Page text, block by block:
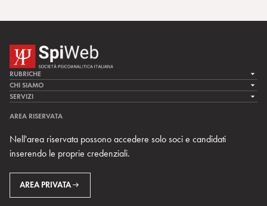
RUBRICHE
LA CURA
LA RICERCA
MULTIMEDIA
CHI SIAMO
LA SPI
TEAM DI SPIWEB
CONTATTI
RIVISTE
SERVIZI
ARCHIVIO STORICO
AREA RISERVATA
Nell'area riservata possono accedere solo soci e candidati
inserendo le proprie credenziali.
AREA PRIVATA